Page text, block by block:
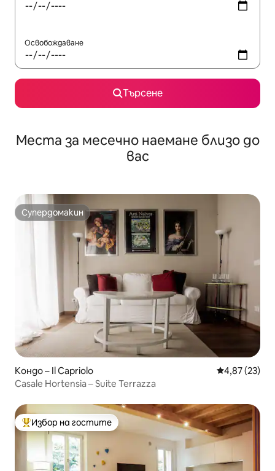
Освобождаване
Търсене
Места за месечно наемане близо до
вас
Супердомакин
Супердомакин
Кондо – Il Capriolo Средна
4,87 (23)
Casale Hortensia – Suite Terrazza
Най-популярен избор на гостите
Избор на гостите